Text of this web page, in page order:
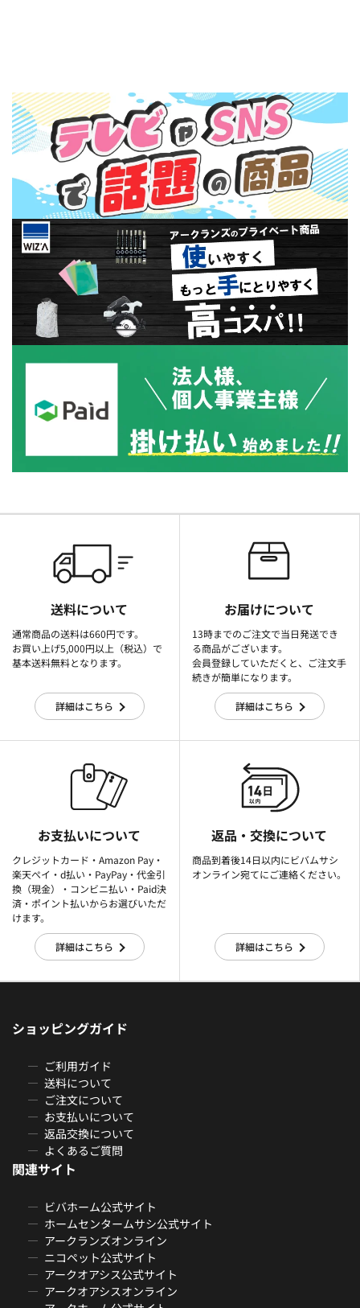
送料について
通常商品の送料は660円です。
お買い上げ5,000円以上（税込）で
基本送料無料となります。
詳細はこちら
お届けについて
13時までのご注文で当日発送でき
る商品がございます。
会員登録していただくと、ご注文手
続きが簡単になります。
詳細はこちら
お支払いについて
クレジットカード・Amazon Pay・
楽天ぺイ・d払い・PayPay・代金引
換（現金）・コンビニ払い・Paid決
済・ポイント払いからお選びいただ
けます。
詳細はこちら
返品・交換について
商品到着後14日以内にビバムサシ
オンライン宛てにご連絡ください。
詳細はこちら
ショッピングガイド
ご利用ガイド
送料について
ご注文について
お支払いについて
返品交換について
よくあるご質問
関連サイト
ビバホーム公式サイト
ホームセンタームサシ公式サイト
アークランズオンライン
ニコペット公式サイト
アークオアシス公式サイト
アークオアシスオンライン